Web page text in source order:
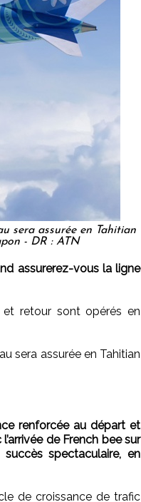
sera assurée en Tahitian
- DR : ATN
assurerez-vous la ligne
retour sont opérés en
sera assurée en Tahitian
renforcée au départ et
de French bee sur
spectaculaire, en
de croissance de trafic